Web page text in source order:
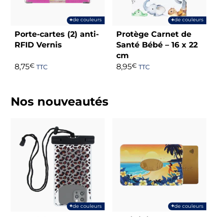
+de couleurs
Porte-cartes (2) anti-
RFID Vernis
8,75€ TTC
+de couleurs
Protège Carnet de
Santé Bébé – 16 x 22
cm
8,95€ TTC
Nos nouveautés
+de couleurs +de couleurs